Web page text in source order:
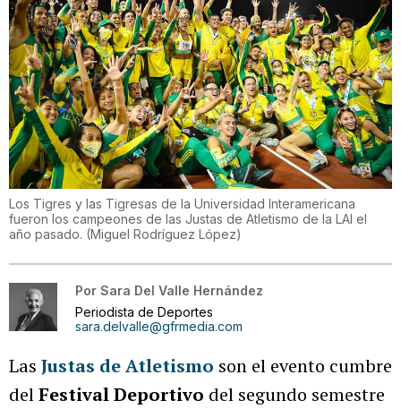
Los Tigres y las Tigresas de la Universidad Interamericana
fueron los campeones de las Justas de Atletismo de la LAI el
año pasado. (Miguel Rodríguez López)
Por Sara Del Valle Hernández
Periodista de Deportes
sara.delvalle@gfrmedia.com
Las Justas de Atletismo son el evento cumbre
delFestival Deportivo del segundo semestre